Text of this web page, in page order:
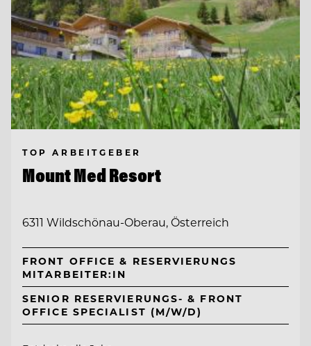
TOP ARBEITGEBER
Mount Med Resort
6311 Wildschönau-Oberau, Österreich
FRONT OFFICE & RESERVIERUNGS
MITARBEITER:IN
SENIOR RESERVIERUNGS- & FRONT
OFFICE SPECIALIST (M/W/D)